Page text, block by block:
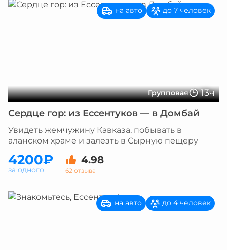
Групповая 13ч
на авто до 7 человек
Сердце гор: из Ессентуков — в Домбай
Увидеть жемчужину Кавказа, побывать в
аланском храме и залезть в Сырную пещеру
4200₽ 4.98
62 отзыва
за одного
на авто до 4 человек